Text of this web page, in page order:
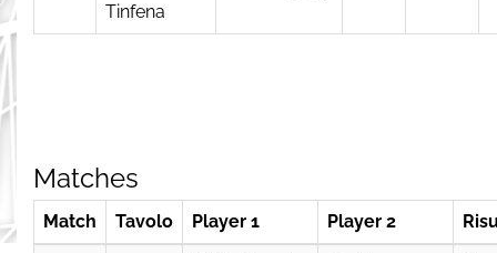
Tinfena
Matches
Match Tavolo Player 1 Player 2